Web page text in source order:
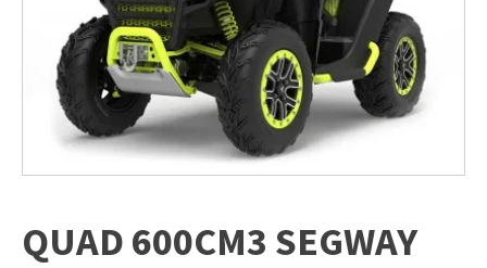
QUAD 600CM3 SEGWAY